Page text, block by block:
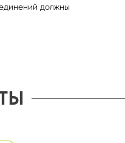
должны